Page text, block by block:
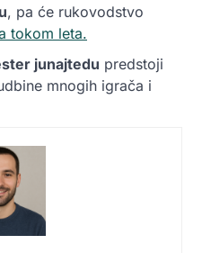
, pa će rukovodstvo
tokom leta.
junajtedu predstoji
mnogih igrača i